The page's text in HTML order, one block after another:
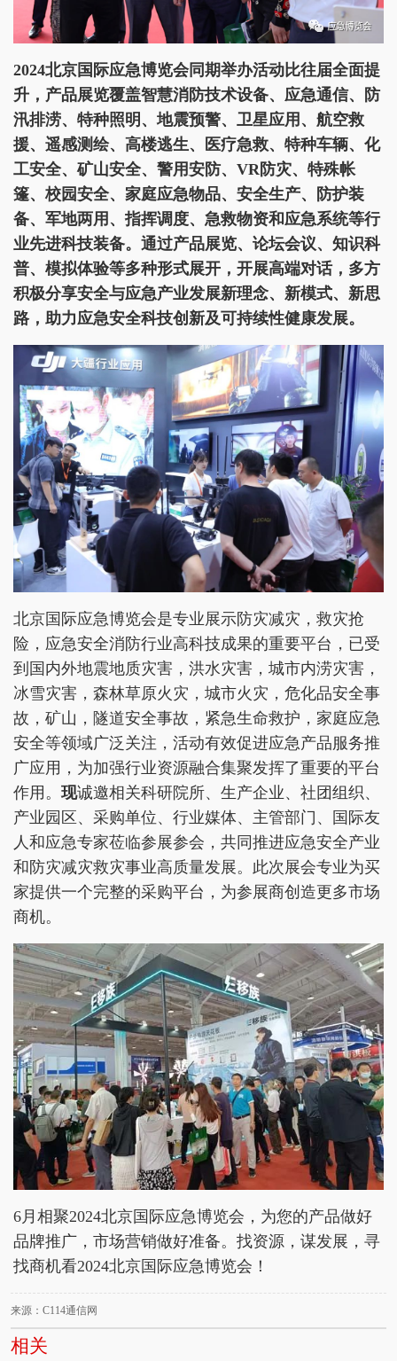
2024北京国际应急博览会同期举办活动比往届全面提
升，产品展览覆盖智慧消防技术设备、应急通信、防
汛排涝、特种照明、地震预警、卫星应用、航空救
援、遥感测绘、高楼逃生、医疗急救、特种车辆、化
工安全、矿山安全、警用安防、VR防灾、特殊帐
篷、校园安全、家庭应急物品、安全生产、防护装
备、军地两用、指挥调度、 急救物资和应急系统等行
业先进科技装备。通过产品展览、论坛会议、知识科
普、模拟体验等多种形式展开，开展高端对话，多方
积极分享安全与应急产业发展新理念、新模式、新思
路，助力应急安全科技创新及可持续性健康发展。
北京国际应急博览会是专业展示防灾减灾，救灾抢
险，应急安全消防行业高科技成果的重要平台，已受
到国内外地震地质灾害，洪水灾害，城市内涝灾害，
冰雪灾害，森林草原火灾，城市火灾，危化品安全事
故，矿山，隧道安全事故，紧急生命救护，家庭应急
安全等领域广泛关注，活动有效促进应急产品服务推
广应用，为加强行业资源融合集聚发挥了重要的平台
作用。 现诚邀相关科研院所、生产企业、社团组织、
产业园区、采购单位、行业媒体、主管部门、国际友
人和应急专家莅临参展参会，共同推进应急安全产业
和防灾减灾救灾事业高质量发展。此次展会专业为买
家提供一个完整的采购平台，为参展商创造更多市场
商机。
6月相聚2024北京国际应急博览会，为您的产品做好
品牌推广，市场营销做好准备。找资源，谋发展，寻
找商机看2024北京国际应急博览会！
来源：C114通信网
相关